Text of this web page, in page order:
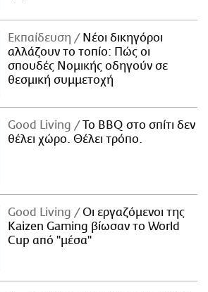
Εκπαίδευση
Νέοι δικηγόροι
αλλάζουν το τοπίο: Πώς οι
σπουδές Νομικής οδηγούν σε
θεσμική συμμετοχή
Good Living
Το BBQ στο σπίτι δεν
θέλει χώρο. Θέλει τρόπο.
Good Living
Οι εργαζόμενοι της
Kaizen Gaming βίωσαν το World
Cup από "μέσα"